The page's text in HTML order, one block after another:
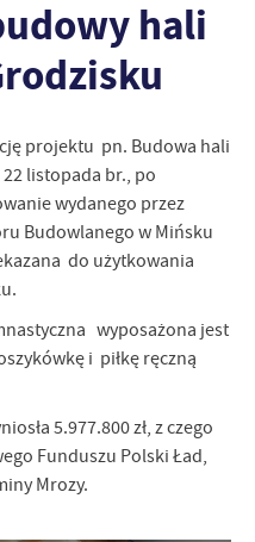
hali
projektu pn. Budowa hali
listopada br., po
wydanego przez
Budowlanego w Mińsku
do użytkowania
wyposażona jest
i piłkę ręczną
5.977.800 zł, z czego
Funduszu Polski Ład,
Mrozy.
czy prezentowanych
Ci większy komfort
poprzez dopasowanie
gwarantuje
stronie.
rozwijać się i
informacji w zakresie
miejsca oraz częstotliwości,
Dane pozwalają nam na
pod względem ich
informacje są
Wyrażenie zgody na
wszystkich
Ci najciekawsze
partnerów.
Ci naszych
upodobań oraz Twoich
witryny internetowej. Treści